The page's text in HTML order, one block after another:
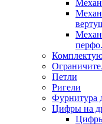
Петли
Ригели
Фурнитура
Цифры на